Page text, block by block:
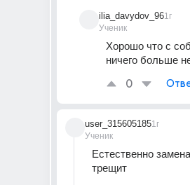
ilia_davydov_96
Ученик
1г
Хорошо что с
ничего больше
0
user_315605185
Ученик
1г
Естественно
трещит